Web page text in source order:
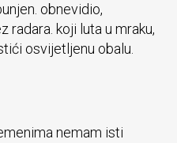
obnevidio,
radara. koji luta u mraku,
osvijetljenu obalu.
nemam isti